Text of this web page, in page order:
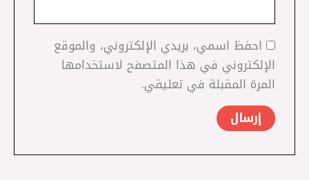
احفظ اسمي، بريدي الإلكتروني، والموقع
الإلكتروني في هذا المتصفح لاستخدامها
المرة المقبلة في تعليقي.